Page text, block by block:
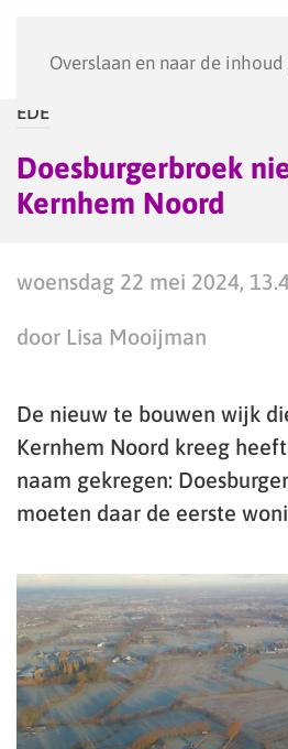
Overslaan en naar de inhoud
EDE
Doesburgerbroek
Kernhem Noord
woensdag 22 mei 2024,
door Lisa Mooijman
De nieuw te bouwen wijk
Kernhem Noord kreeg
naam gekregen:
moeten daar de eerste